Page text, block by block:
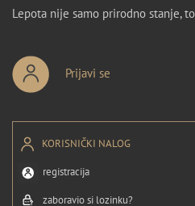
Lepota nije samo prirodno stanje,
Prijavi se
KORISNIČKI NALOG
registracija
zaboravio si lozinku?